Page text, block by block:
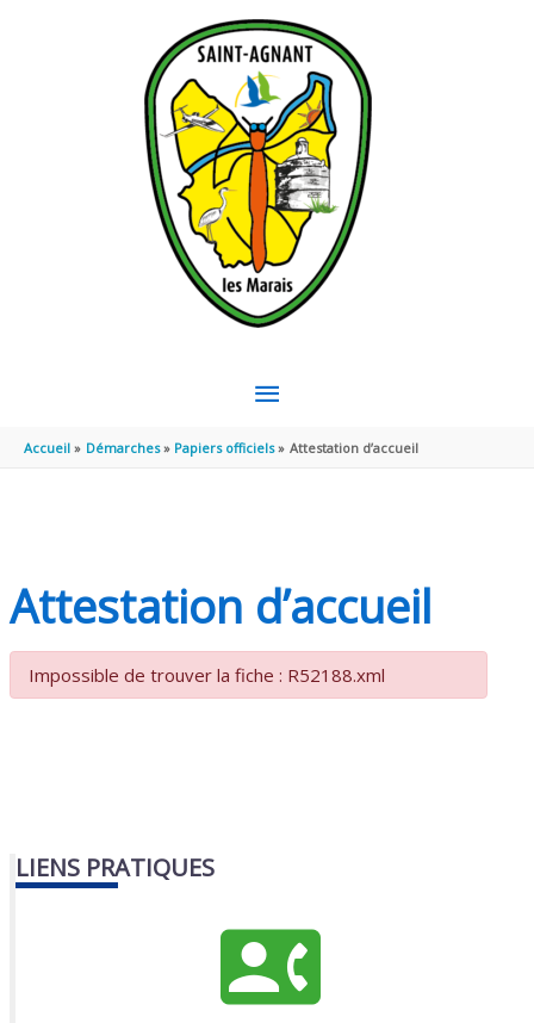
MENU
PRINCIPAL
Accueil Démarches Papiers officiels Attestation d’accueil
Attestation d’accueil
Impossible de trouver la fiche : R52188.xml
LIENS PRATIQUES